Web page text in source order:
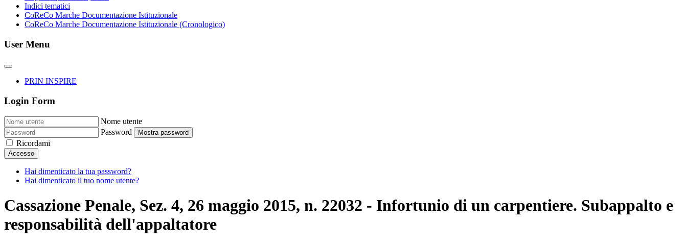
Indici tematici
CoReCo Marche Documentazione Istituzionale
CoReCo Marche Documentazione Istituzionale (Cronologico)
User Menu
PRIN INSPIRE
Login Form
Nome utente
Password
Mostra password
Ricordami
Accesso
Hai dimenticato la tua password?
Hai dimenticato il tuo nome utente?
Cassazione Penale, Sez. 4, 26 maggio 2015, n. 22032 - Infortunio di un carpentiere. Subappalto e
responsabilità dell'appaltatore